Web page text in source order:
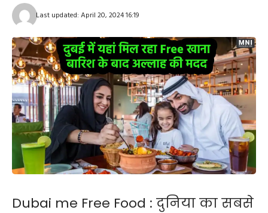
Last updated: April 20, 2024 16:19
Dubai me Free Food : दुनिया का सबसे